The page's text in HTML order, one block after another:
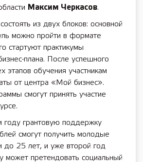
Максим Черкасов.
из двух блоков: основной
можно пройти в формате
стартуют практикумы
плана. После успешного
этапов обучения участникам
от центра «Мой бизнес».
смогут принять участие
году грантовую поддержку
смогут получить молодые
до 25 лет, и уже второй год
может претендовать социальный